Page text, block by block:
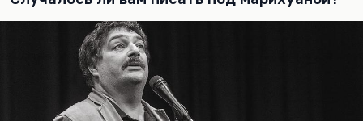
интеллигентная, довольно культурная попса
(хотя это нельзя назвать попсой). Вот ушел со
сцены Валерий Леонтьев. Сделал такое…